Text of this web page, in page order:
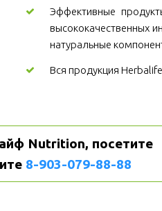
Эффективные
высококачественных
натуральные
Вся продукция
Nutrition, посетите
8-903-079-88-88